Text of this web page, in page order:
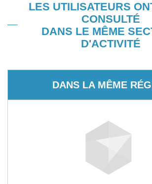
LES UTILISATEURS
CONSULTÉ
DANS LE MÊME
D'ACTIVITÉ
DANS LA MÊME